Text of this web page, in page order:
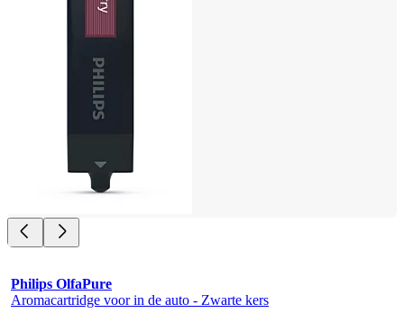
Philips OlfaPure
Aromacartridge voor in de auto - Zwarte kers